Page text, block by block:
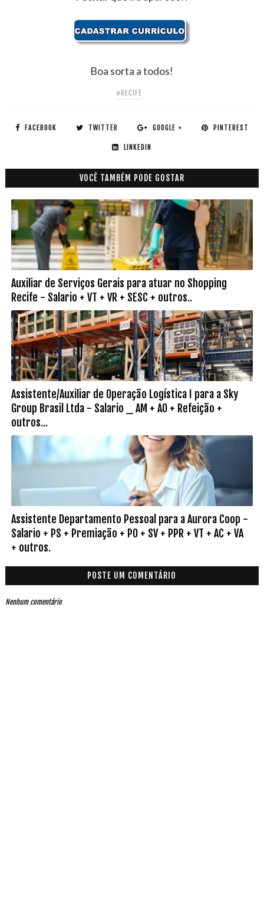
Boa sorta a todos!
#RECIFE
FACEBOOK TWITTER GOOGLE + PINTEREST
LINKEDIN
VOCÊ TAMBÉM PODE GOSTAR
Auxiliar de Serviços Gerais para atuar no Shopping
Recife - Salario + VT + VR + SESC + outros..
Assistente/Auxiliar de Operação Logística I para a Sky
Group Brasil Ltda - Salario _ AM + AO + Refeição +
outros...
Assistente Departamento Pessoal para a Aurora Coop -
Salario + PS + Premiação + PO + SV + PPR + VT + AC + VA
+ outros.
POSTE UM COMENTÁRIO
Nenhum comentário